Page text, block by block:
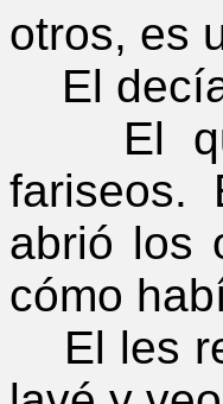
otros, es
El
El que
fariseos.
abrió los
cómo
El les